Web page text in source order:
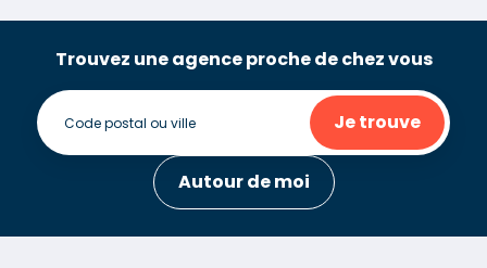
Trouvez une agence proche de chez vous
Je trouve
Autour de moi